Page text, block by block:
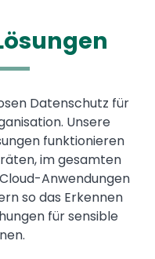
Datenschutz für
Unsere
funktionieren
im gesamten
Anwendungen
so das Erkennen
für sensible